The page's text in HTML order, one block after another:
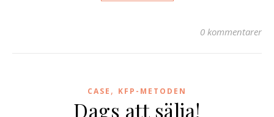
0 kommentarer
CASE , KFP-METODEN
Dags att sälja!